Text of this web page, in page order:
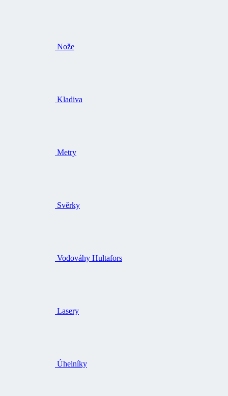
Nože
Kladiva
Metry
Svěrky
Vodováhy Hultafors
Lasery
Úhelníky